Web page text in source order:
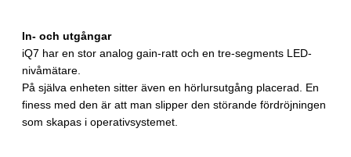
IPHONE/IPAD
LIGHTNING
MÄNGD
In- och utgångar
iQ7 har en stor analog gain-ratt och en tre-segments LED-
nivåmätare.
På själva enheten sitter även en hörlursutgång placerad. En
finess med den är att man slipper den störande fördröjningen
som skapas i operativsystemet.